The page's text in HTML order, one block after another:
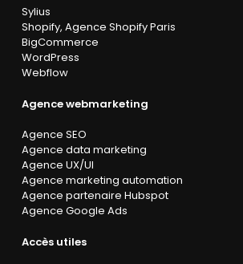
Sylius
Shopify, Agence Shopify Paris
BigCommerce
WordPress
Webflow
Agence webmarketing
Agence SEO
Agence data marketing
Agence UX/UI
Agence marketing automation
Agence partenaire Hubspot
Agence Google Ads
Accès utiles